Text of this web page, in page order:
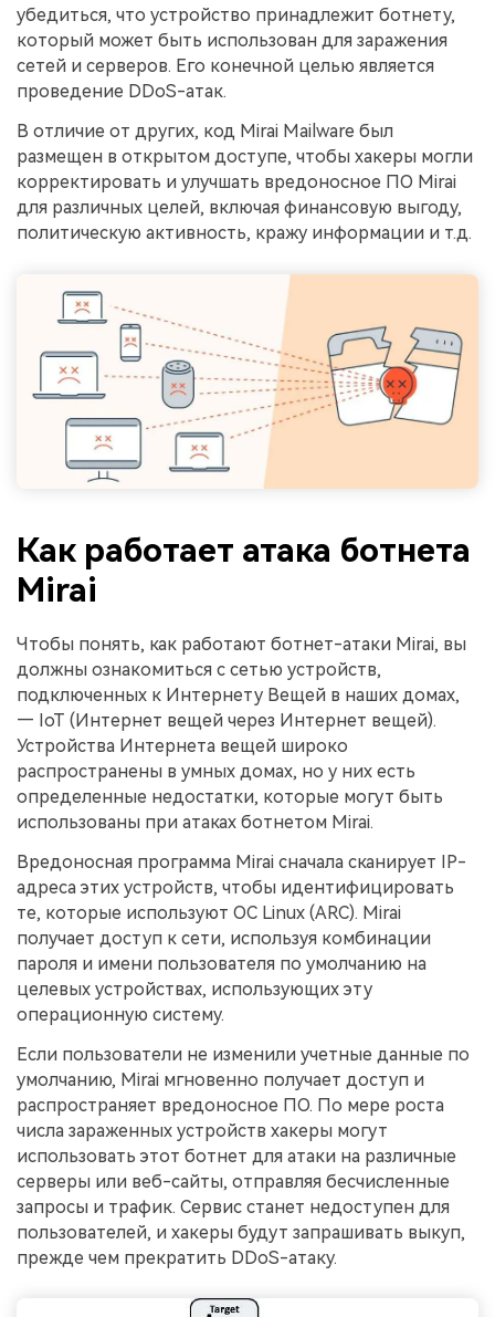
убедиться, что устройство принадлежит ботнету,
который может быть использован для заражения
сетей и серверов. Его конечной целью является
проведение DDoS-атак.
В отличие от других, код Mirai Mailware был
размещен в открытом доступе, чтобы хакеры могли
корректировать и улучшать вредоносное ПО Mirai
для различных целей, включая финансовую выгоду,
политическую активность, кражу информации и т.д.
Как работает атака ботнета
Mirai
Чтобы понять, как работают ботнет-атаки Mirai, вы
должны ознакомиться с сетью устройств,
подключенных к Интернету Вещей в наших домах,
— IoT (Интернет вещей через Интернет вещей).
Устройства Интернета вещей широко
распространены в умных домах, но у них есть
определенные недостатки, которые могут быть
использованы при атаках ботнетом Mirai.
Вредоносная программа Mirai сначала сканирует IP-
адреса этих устройств, чтобы идентифицировать
те, которые используют ОС Linux (ARC). Mirai
получает доступ к сети, используя комбинации
пароля и имени пользователя по умолчанию на
целевых устройствах, использующих эту
операционную систему.
Если пользователи не изменили учетные данные по
умолчанию, Mirai мгновенно получает доступ и
распространяет вредоносное ПО. По мере роста
числа зараженных устройств хакеры могут
использовать этот ботнет для атаки на различные
серверы или веб-сайты, отправляя бесчисленные
запросы и трафик. Сервис станет недоступен для
пользователей, и хакеры будут запрашивать выкуп,
прежде чем прекратить DDoS-атаку.